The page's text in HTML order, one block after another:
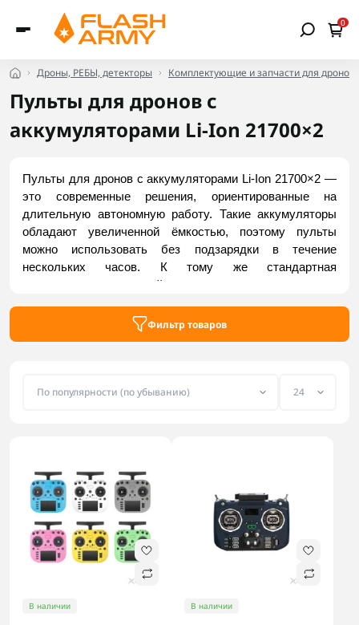
0
Дроны, РЕБЫ, детекторы Комплектующие и запчасти для дронов
Пульты для дронов с
аккумуляторами Li-Ion 21700×2
Пульты для дронов с аккумуляторами Li-Ion 21700×2 —
это современные решения, ориентированные на
длительную автономную работу. Такие аккумуляторы
обладают увеличенной ёмкостью, поэтому пульты
можно использовать без подзарядки в течение
нескольких часов. К тому же стандартная
цилиндрическая литий-ионная химия отличается
Купить пульты для дронов с питанием от двух литий-
Фильтр товаров
В наличии В наличии